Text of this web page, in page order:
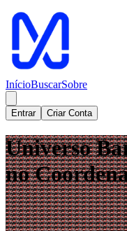
InícioBuscarSobre
Entrar Criar Conta
Universo
no